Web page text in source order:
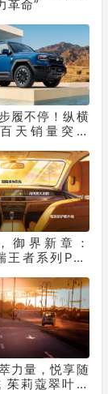
革命”
履不停！纵横
天销量突破
御界新章：
者系列P70
力量，悦享随
茱莉蔻翠叶罗